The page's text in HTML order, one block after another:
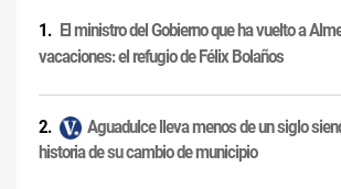
El ministro del Gobierno que ha vuelto a
vacaciones: el refugio de Félix Bolaños
Aguadulce lleva menos de un siglo
historia de su cambio de municipio